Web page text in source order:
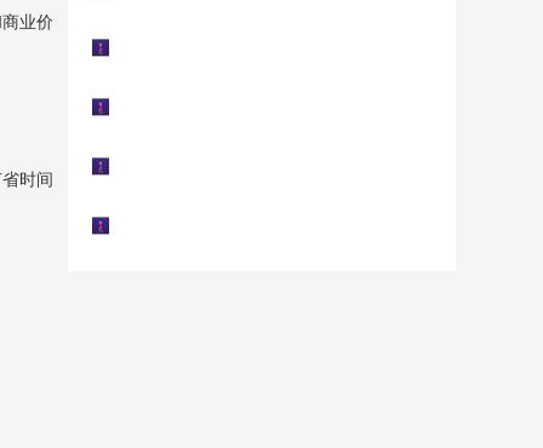
业价
时间